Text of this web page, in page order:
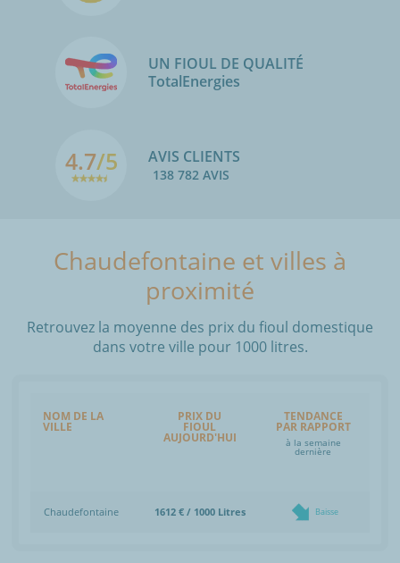
UN FIOUL DE QUALITÉ
TotalEnergies
4.7/5 AVIS CLIENTS
138 782 AVIS
Chaudefontaine et villes à
proximité
Retrouvez la moyenne des prix du fioul domestique
dans votre ville pour 1000 litres.
NOM DE LA
VILLE
PRIX DU
FIOUL
AUJOURD'HUI
TENDANCE
PAR RAPPORT
à la semaine
dernière
Chaudefontaine 1612 € / 1000 Litres Baisse